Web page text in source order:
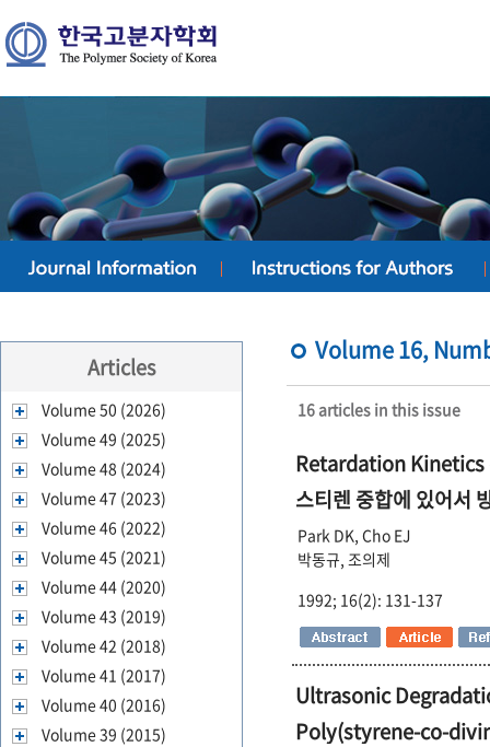
Articles
Volume 50 (2026)
Volume 49 (2025)
Volume 48 (2024)
Volume 47 (2023)
Volume 46 (2022)
Volume 45 (2021)
Volume 44 (2020)
Volume 43 (2019)
Volume 42 (2018)
Volume 41 (2017)
Volume 40 (2016)
Volume 39 (2015)
Volume 16,
16 articles in this issue
Retardation
스티렌 중합에 있어서
Park DK, Cho EJ
박동규, 조의제
1992; 16(2): 131-137
Ultrasonic
Poly(styrene-co-